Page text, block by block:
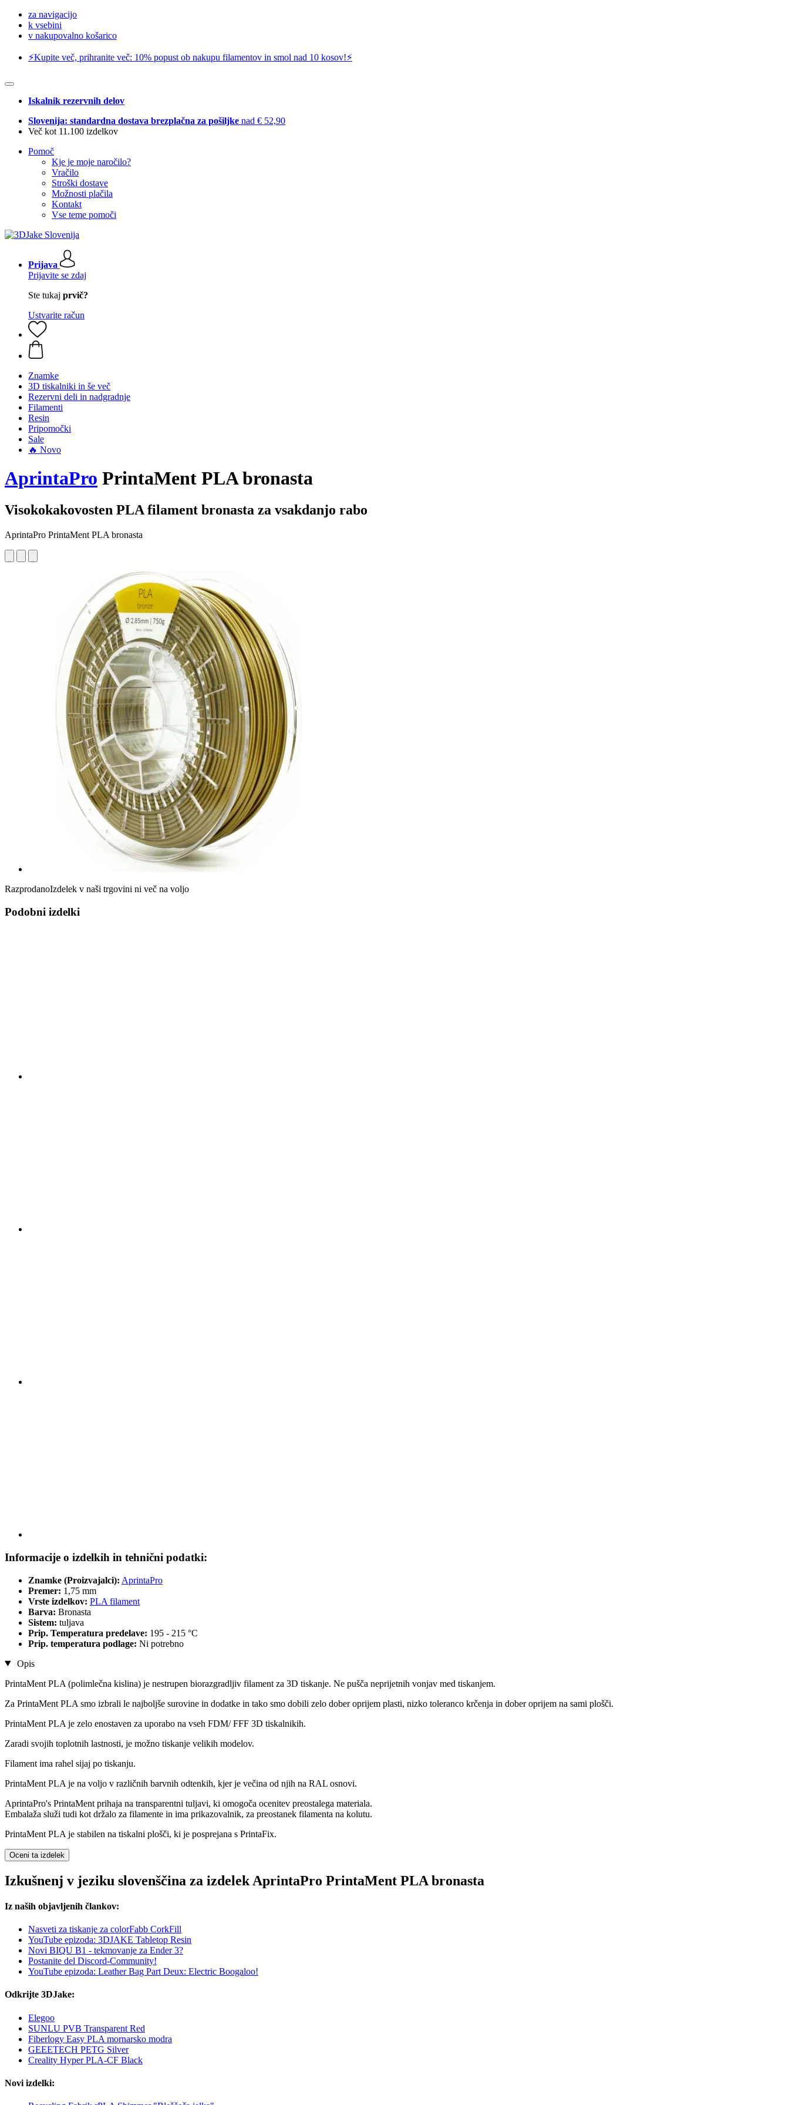
za navigacijo
k vsebini
v nakupovalno košarico
⚡️Kupite več, prihranite več: 10% popust ob nakupu filamentov in smol nad 10 kosov!⚡️
Iskalnik rezervnih delov
Slovenija: standardna dostava brezplačna za pošiljke nad € 52,90
Več kot 11.100 izdelkov
Pomoč
Kje je moje naročilo?
Vračilo
Stroški dostave
Možnosti plačila
Kontakt
Vse teme pomoči
Prijava
Prijavite se zdaj
Ste tukaj prvič?
Ustvarite račun
Znamke
3D tiskalniki in še več
Rezervni deli in nadgradnje
Filamenti
Resin
Pripomočki
Sale
🔥 Novo
AprintaPro PrintaMent PLA bronasta
Visokokakovosten PLA filament bronasta za vsakdanjo rabo
AprintaPro PrintaMent PLA bronasta
RazprodanoIzdelek v naši trgovini ni več na voljo
Podobni izdelki
Informacije o izdelkih in tehnični podatki:
Znamke (Proizvajalci): AprintaPro
Premer: 1,75 mm
Vrste izdelkov: PLA filament
Barva: Bronasta
Sistem: tuljava
Prip. Temperatura predelave: 195 - 215 °C
Prip. temperatura podlage: Ni potrebno
Opis
PrintaMent PLA (polimlečna kislina) je nestrupen biorazgradljiv filament za 3D tiskanje. Ne pušča neprijetnih vonjav med tiskanjem.
Za PrintaMent PLA smo izbrali le najboljše surovine in dodatke in tako smo dobili zelo dober oprijem plasti, nizko toleranco krčenja in dober oprijem na sami plošči.
PrintaMent PLA je zelo enostaven za uporabo na vseh FDM/ FFF 3D tiskalnikih.
Zaradi svojih toplotnih lastnosti, je možno tiskanje velikih modelov.
Filament ima rahel sijaj po tiskanju.
PrintaMent PLA je na voljo v različnih barvnih odtenkih, kjer je večina od njih na RAL osnovi.
AprintaPro's PrintaMent prihaja na transparentni tuljavi, ki omogoča ocenitev preostalega materiala.
Embalaža služi tudi kot držalo za filamente in ima prikazovalnik, za preostanek filamenta na kolutu.
PrintaMent PLA je stabilen na tiskalni plošči, ki je posprejana s PrintaFix.
Oceni ta izdelek
Izkušnenj v jeziku slovenščina za izdelek AprintaPro PrintaMent PLA bronasta
Iz naših objavljenih člankov:
Nasveti za tiskanje za colorFabb CorkFill
YouTube epizoda: 3DJAKE Tabletop Resin
Novi BIQU B1 - tekmovanje za Ender 3?
Postanite del Discord-Community!
YouTube epizoda: Leather Bag Part Deux: Electric Boogaloo!
Odkrijte 3DJake:
Elegoo
SUNLU PVB Transparent Red
Fiberlogy Easy PLA mornarsko modra
GEEETECH PETG Silver
Creality Hyper PLA-CF Black
Novi izdelki: